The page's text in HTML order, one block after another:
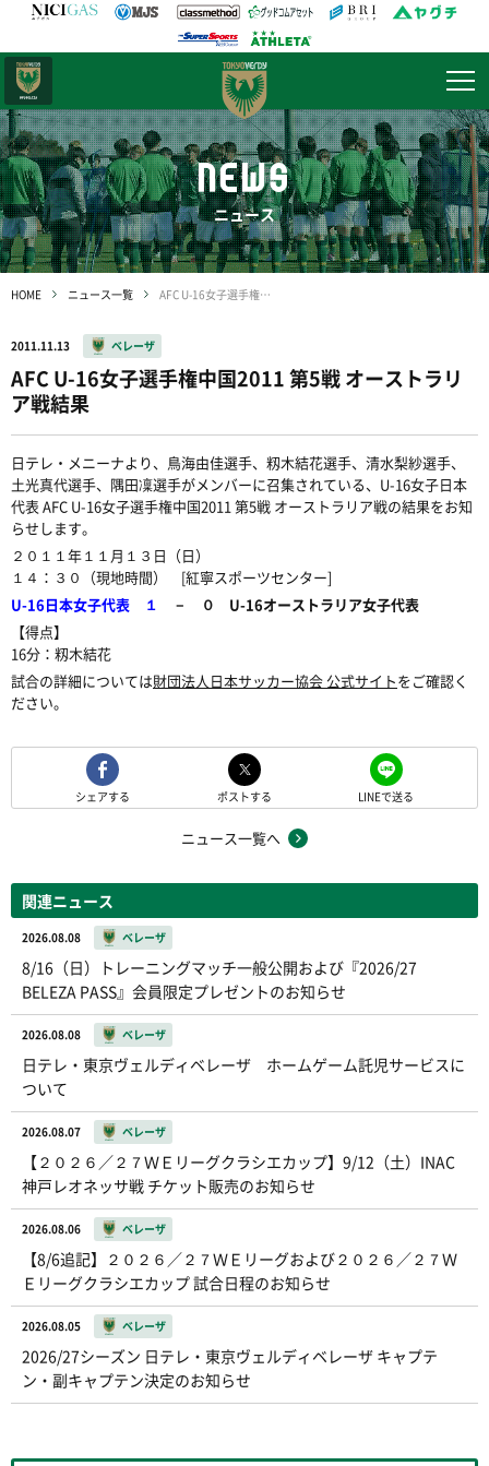
NEWS
ニュース
HOME ニュース一覧 AFC U-16女子選手権中国2011 第5戦 オーストラリア戦結果
2011.11.13 ベレーザ
AFC U-16女子選手権中国2011 第5戦 オーストラリ
ア戦結果
日テレ・メニーナより、鳥海由佳選手、籾木結花選手、清水梨紗選手、
土光真代選手、隅田凜選手がメンバーに召集されている、U-16女子日本
代表 AFC U-16女子選手権中国2011 第5戦 オーストラリア戦の結果をお知
らせします。
２０１１年１１月１３日（日）
１４：３０（現地時間） [紅寧スポーツセンター]
U-16日本女子代表 １
－ ０ U-16オーストラリア女子代表
【得点】
16分：籾木結花
試合の詳細については財団法人日本サッカー協会 公式サイトをご確認く
ださい。
シェアする ポストする LINEで送る
ニュース一覧へ
関連ニュース
2026.08.08 ベレーザ
8/16（日）トレーニングマッチ一般公開および『2026/27
BELEZA PASS』会員限定プレゼントのお知らせ
2026.08.08 ベレーザ
日テレ・東京ヴェルディベレーザ ホームゲーム託児サービスに
ついて
2026.08.07 ベレーザ
【２０２６／２７ＷＥリーグクラシエカップ】9/12（土）INAC
神戸レオネッサ戦 チケット販売のお知らせ
2026.08.06 ベレーザ
【8/6追記】２０２６／２７ＷＥリーグおよび２０２６／２７Ｗ
Ｅリーグクラシエカップ 試合日程のお知らせ
2026.08.05 ベレーザ
2026/27シーズン 日テレ・東京ヴェルディベレーザ キャプテ
ン・副キャプテン決定のお知らせ